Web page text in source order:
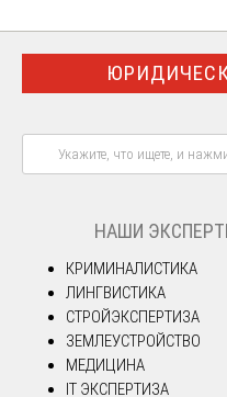
НАШИ
КРИМИНАЛИСТИКА
ЛИНГВИСТИКА
СТРОЙЭКСПЕРТИЗА
ЗЕМЛЕУСТРОЙСТВО
МЕДИЦИНА
IT ЭКСПЕРТИЗА